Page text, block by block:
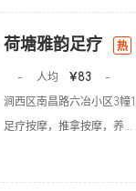
荷塘雅韵足疗 热
- 人均 ￥83
-
涧西区南昌路六冶小区3幢
足疗按摩，推拿按摩，养...